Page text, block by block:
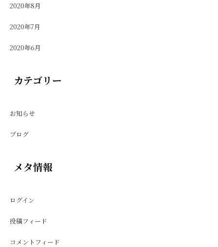
2020年8月
2020年7月
2020年6月
カテゴリー
お知らせ
ブログ
メタ情報
ログイン
投稿フィード
コメントフィード